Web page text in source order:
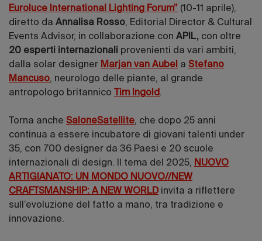
Euroluce International Lighting Forum” (10-11 aprile),
diretto da Annalisa Rosso, Editorial Director & Cultural
Events Advisor, in collaborazione con APIL, con oltre
20 esperti internazionali provenienti da vari ambiti,
dalla solar designer Marjan van Aubel a Stefano
Mancuso, neurologo delle piante, al grande
antropologo britannico
Tim Ingold.
Torna anche SaloneSatellite, che dopo 25 anni
continua a essere incubatore di giovani talenti under
35, con 700 designer da 36 Paesi e 20 scuole
internazionali di design. Il tema del 2025, NUOVO
ARTIGIANATO: UN MONDO NUOVO//NEW
CRAFTSMANSHIP: A NEW WORLD invita a riflettere
sull’evoluzione del fatto a mano, tra tradizione e
innovazione.